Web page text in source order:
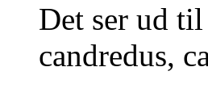
Det ser ud
candredus,